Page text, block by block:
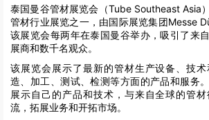
泰国曼谷管材展览会（Tube Southeast Asia
管材行业展览之一，由国际展览集团Messe
该展览会每两年在泰国曼谷举办，吸引了来
展商和数千名观众。
该展览会展示了最新的管材生产设备、技
造、加工、测试、检测等方面的产品和服务
展示自己的产品和技术，与来自全球的管
流，拓展业务和开拓市场。